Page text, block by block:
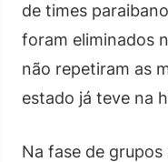
de times
foram eliminados
não repetiram as
estado já teve na
Na fase de